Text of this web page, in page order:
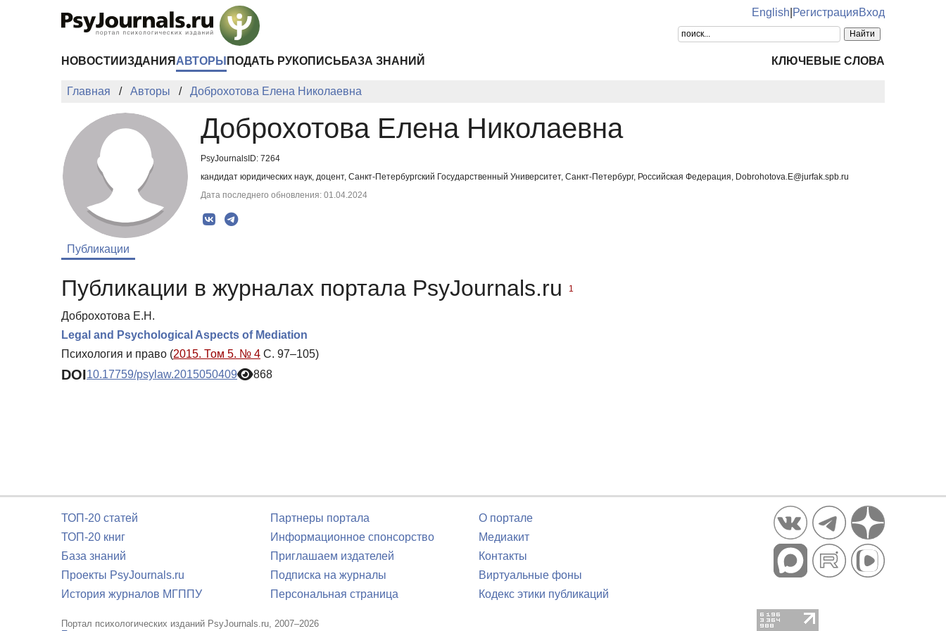
English РегистрацияВход
НОВОСТИ ИЗДАНИЯ АВТОРЫ ПОДАТЬ РУКОПИСЬ БАЗА ЗНАНИЙ КЛЮЧЕВЫЕ СЛОВА
Главная Авторы Доброхотова Елена Николаевна
Доброхотова Елена Николаевна
PsyJournalsID: 7264
кандидат юридических наук, доцент, Санкт-Петербургский Государственный Университет, Санкт-Петербург, Российская Федерация, Dobrohotova.E@jurfak.spb.ru
Дата последнего обновления: 01.04.2024
Публикации
Публикации в журналах портала PsyJournals.ru 1
Доброхотова Е.Н.
Legal and Psychological Aspects of Mediation
Психология и право (2015. Том 5. № 4 С. 97–105)
DOI10.17759/psylaw.2015050409 868
ТОП-20 статей
ТОП-20 книг
База знаний
Проекты PsyJournals.ru
История журналов МГППУ
Партнеры портала
Информационное спонсорство
Приглашаем издателей
Подписка на журналы
Персональная страница
О портале
Медиакит
Контакты
Виртуальные фоны
Кодекс этики публикаций
Портал психологических изданий PsyJournals.ru, 2007–2026